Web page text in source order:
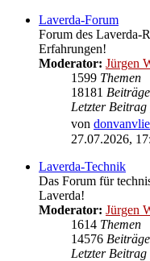
Laverda-Forum
Forum des Laverda-
Erfahrungen!
Moderator: Jürgen
1599 Themen
18181 Beiträge
Letzter Beitrag
von
27.07.2026,
Laverda-Technik
Das Forum für
Laverda!
Moderator: Jürgen
1614 Themen
14576 Beiträge
Letzter Beitrag